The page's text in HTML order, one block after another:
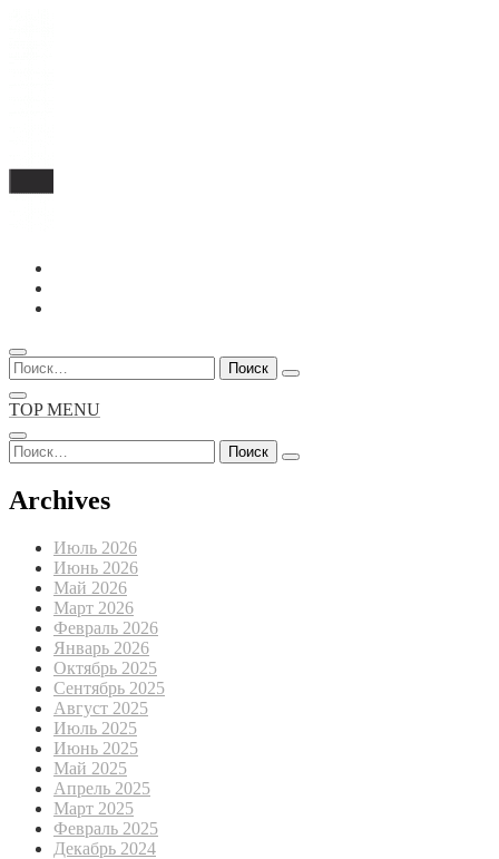
Перейти
содержимому
Найти:
TOP MENU
Найти:
Archives
Июль 2026
Июнь 2026
Май 2026
Март 2026
Февраль 2026
Январь 2026
Октябрь 2025
Сентябрь 2025
Август 2025
Июль 2025
Июнь 2025
Май 2025
Апрель 2025
Март 2025
Февраль 2025
Декабрь 2024